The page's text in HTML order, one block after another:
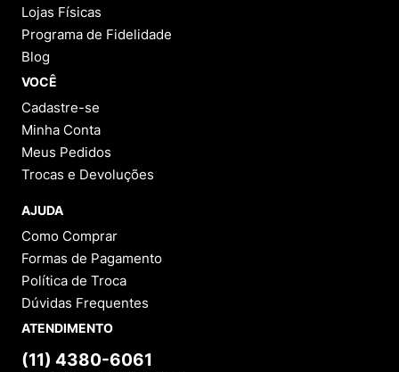
Lojas Físicas
Programa de Fidelidade
Blog
VOCÊ
Cadastre-se
Minha Conta
Meus Pedidos
Trocas e Devoluções
AJUDA
Como Comprar
Formas de Pagamento
Política de Troca
Dúvidas Frequentes
ATENDIMENTO
(11) 4380-6061